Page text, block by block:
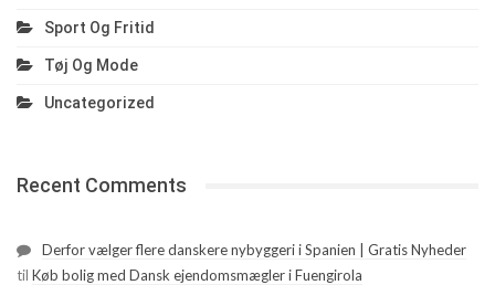
Sport Og Fritid
Tøj Og Mode
Uncategorized
Recent Comments
Derfor vælger flere danskere nybyggeri i Spanien | Gratis Nyheder
til Køb bolig med Dansk ejendomsmægler i Fuengirola